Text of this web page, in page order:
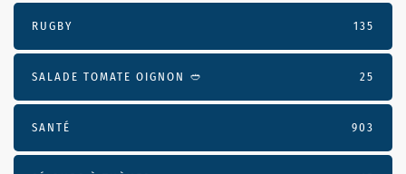
RUGBY 135
SALADE TOMATE OIGNON 🥙 25
SANTÉ 903